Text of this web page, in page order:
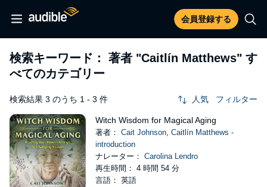
会員登録する
検索キーワード： 著者 "Caitlín Matthews" す
べてのカテゴリー
検索結果 3 のうち 1 - 3 件 人気 フィルター
Witch Wisdom for Magical Aging
著者： Cait Johnson, Caitlín Matthews -
introduction
ナレーター： Carolina Lendro
再生時間： 4 時間 54 分
言語： 英語